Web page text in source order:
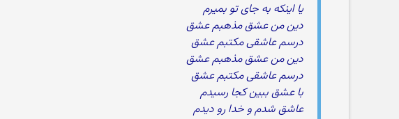
یا اینکه به جای تو بمیرم
دین من عشق مذهبم عشق
درسم عاشقی مکتبم عشق
دین من عشق مذهبم عشق
درسم عاشقی مکتبم عشق
با عشق ببین کجا رسیدم
عاشق شدم و خدا رو دیدم